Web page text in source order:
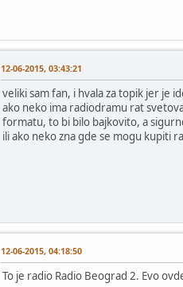
12-06-2015, 03:43:21
veliki sam fan, i hvala za topik jer je
ako neko ima radiodramu rat
formatu, to bi bilo bajkovito, a
ili ako neko zna gde se mogu kupiti
12-06-2015, 04:18:50
To je radio Radio Beograd 2. Evo